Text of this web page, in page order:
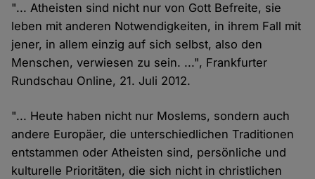
"... Atheisten sind nicht nur von Gott Befreite, sie
leben mit anderen Notwendigkeiten, in ihrem Fall mit
jener, in allem einzig auf sich selbst, also den
Menschen, verwiesen zu sein. ...", Frankfurter
Rundschau Online, 21. Juli 2012.
"... Heute haben nicht nur Moslems, sondern auch
andere Europäer, die unterschiedlichen Traditionen
entstammen oder Atheisten sind, persönliche und
kulturelle Prioritäten, die sich nicht in christlichen